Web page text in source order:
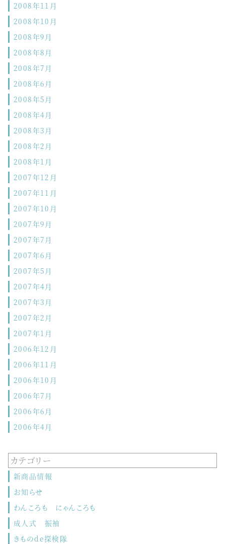
2008年11月
2008年10月
2008年9月
2008年8月
2008年7月
2008年6月
2008年5月
2008年4月
2008年3月
2008年2月
2008年1月
2007年12月
2007年11月
2007年10月
2007年9月
2007年7月
2007年6月
2007年5月
2007年4月
2007年3月
2007年2月
2007年1月
2006年12月
2006年11月
2006年10月
2006年7月
2006年6月
2006年4月
カテゴリー
新商品情報
お知らせ
わんころも にゃんころも
成人式 振袖
きものde探検隊